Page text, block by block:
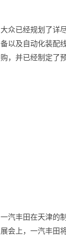
大众已经规划了详
备以及自动化装配
购，并已经制定了
一汽丰田在天津的
展会上，一汽丰田